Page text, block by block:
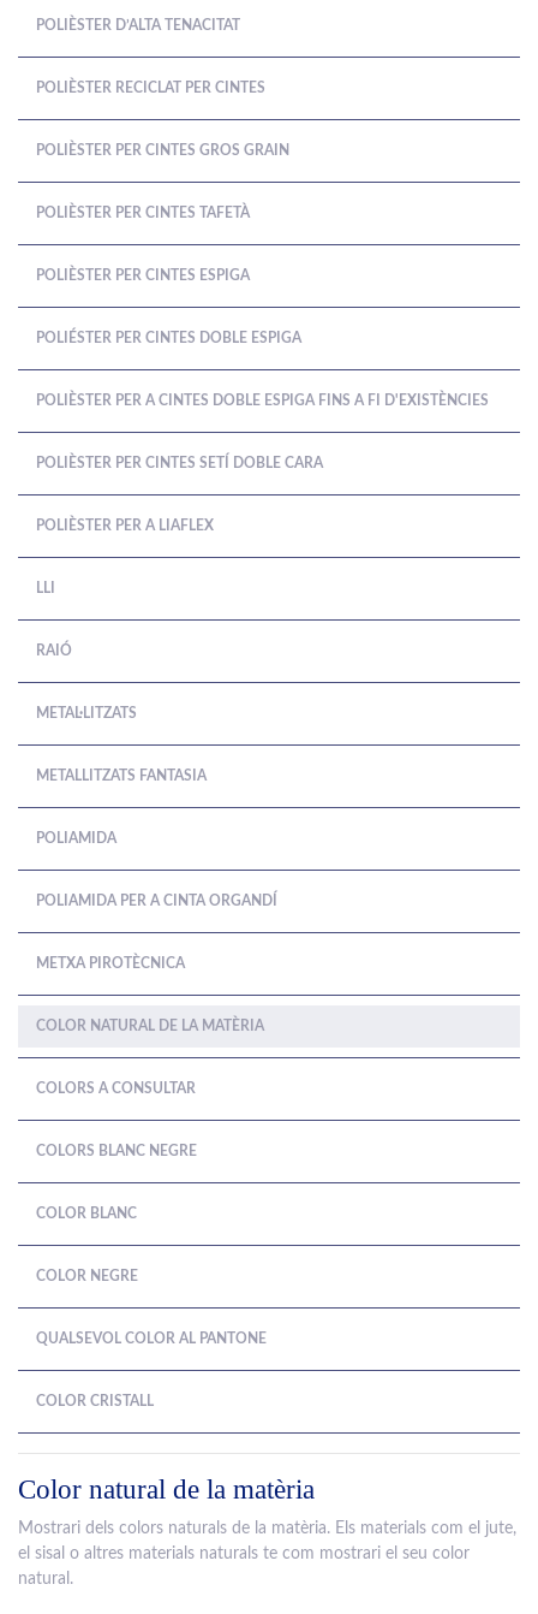
POLIÈSTER D’ALTA TENACITAT
POLIÈSTER RECICLAT PER CINTES
POLIÈSTER PER CINTES GROS GRAIN
POLIÈSTER PER CINTES TAFETÀ
POLIÈSTER PER CINTES ESPIGA
POLIÉSTER PER CINTES DOBLE ESPIGA
POLIÈSTER PER A CINTES DOBLE ESPIGA FINS A FI D'EXISTÈNCIES
POLIÈSTER PER CINTES SETÍ DOBLE CARA
POLIÈSTER PER A LIAFLEX
LLI
RAIÓ
METAL·LITZATS
METALLITZATS FANTASIA
POLIAMIDA
POLIAMIDA PER A CINTA ORGANDÍ
METXA PIROTÈCNICA
COLOR NATURAL DE LA MATÈRIA
COLORS A CONSULTAR
COLORS BLANC NEGRE
COLOR BLANC
COLOR NEGRE
QUALSEVOL COLOR AL PANTONE
COLOR CRISTALL
Color natural de la matèria
Mostrari dels colors naturals de la matèria. Els materials com el jute,
el sisal o altres materials naturals te com mostrari el seu color
natural.